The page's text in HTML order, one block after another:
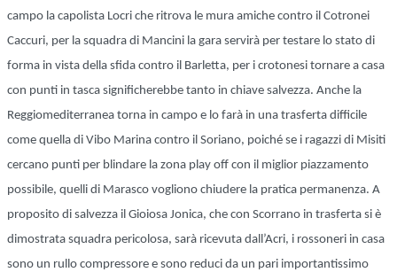
campo la capolista Locri che ritrova le mura amiche contro il Cotronei
Caccuri, per la squadra di Mancini la gara servirà per testare lo stato di
forma in vista della sfida contro il Barletta, per i crotonesi tornare a casa
con punti in tasca significherebbe tanto in chiave salvezza. Anche la
Reggiomediterranea torna in campo e lo farà in una trasferta difficile
come quella di Vibo Marina contro il Soriano, poiché se i ragazzi di Misiti
cercano punti per blindare la zona play off con il miglior piazzamento
possibile, quelli di Marasco vogliono chiudere la pratica permanenza. A
proposito di salvezza il Gioiosa Jonica, che con Scorrano in trasferta si è
dimostrata squadra pericolosa, sarà ricevuta dall’Acri, i rossoneri in casa
sono un rullo compressore e sono reduci da un pari importantissimo